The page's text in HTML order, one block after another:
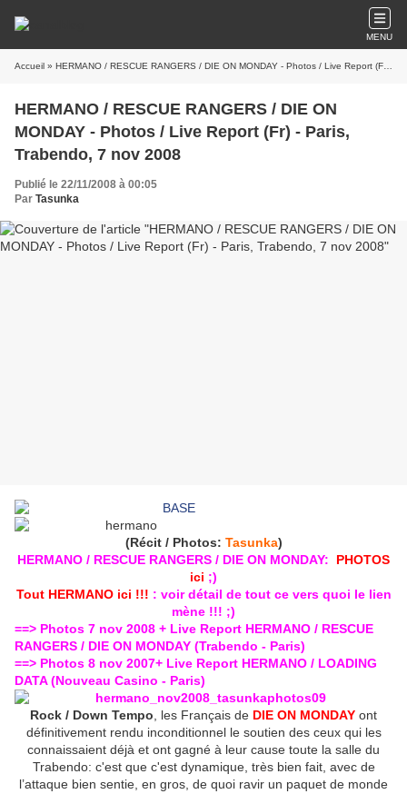
MENU
Accueil » HERMANO / RESCUE RANGERS / DIE ON MONDAY - Photos / Live Report (Fr) - Paris, Trabendo, 7 nov 2008
HERMANO / RESCUE RANGERS / DIE ON
MONDAY - Photos / Live Report (Fr) - Paris,
Trabendo, 7 nov 2008
Publié le 22/11/2008 à 00:05
Par Tasunka
(Récit / Photos: Tasunka)
HERMANO / RESCUE RANGERS / DIE ON MONDAY: PHOTOS
ici ;)
Tout HERMANO ici !!! : voir détail de tout ce vers quoi le lien
mène !!! ;)
==> Photos 7 nov 2008 + Live Report HERMANO / RESCUE
RANGERS / DIE ON MONDAY (Trabendo - Paris)
==> Photos 8 nov 2007+ Live Report HERMANO / LOADING
DATA (Nouveau Casino - Paris)
Rock / Down Tempo , les Français de DIE ON MONDAY ont
définitivement rendu inconditionnel le soutien des ceux qui les
connaissaient déjà et ont gagné à leur cause toute la salle du
Trabendo: c'est que c'est dynamique, très bien fait, avec de
l’attaque bien sentie, en gros, de quoi ravir un paquet de monde